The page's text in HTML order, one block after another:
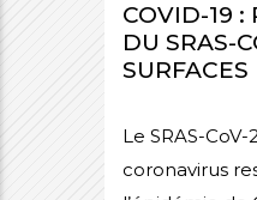
COVID-19 :
DU SRAS-
SURFACES
Le SRAS-CoV-
coronavirus